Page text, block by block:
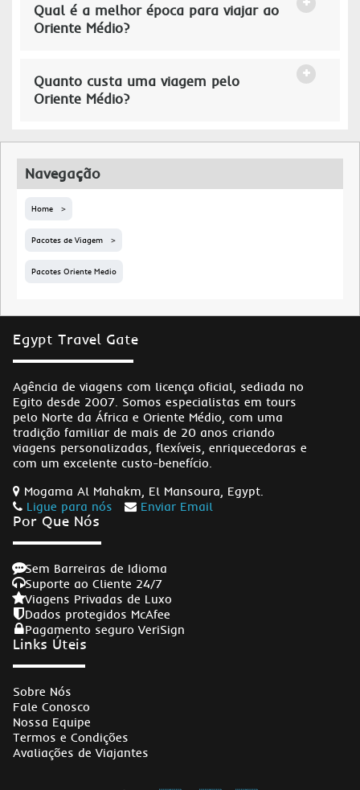
Qual é a melhor época para viajar ao
Oriente Médio?
Quanto custa uma viagem pelo
Oriente Médio?
Navegação
Home
Pacotes de Viagem
Pacotes Oriente Medio
Egypt Travel Gate
Agência de viagens com licença oficial, sediada no
Egito desde 2007. Somos especialistas em tours
pelo Norte da África e Oriente Médio, com uma
tradição familiar de mais de 20 anos criando
viagens personalizadas, flexíveis, enriquecedoras e
com um excelente custo-benefício.
Mogama Al Mahakm, El Mansoura, Egypt.
Ligue para nós
Enviar Email
Por Que Nós
Sem Barreiras de Idioma
Suporte ao Cliente 24/7
Viagens Privadas de Luxo
Dados protegidos McAfee
Pagamento seguro VeriSign
Links Úteis
Sobre Nós
Fale Conosco
Nossa Equipe
Termos e Condições
Avaliações de Viajantes